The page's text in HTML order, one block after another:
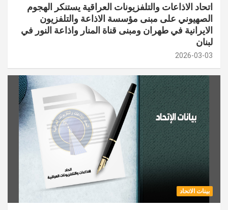
اتحاد الاذاعات والتلفزيونات العراقية يستنكر الهجوم
الصهيوني على مبنى مؤسسة الاذاعة والتلفزيون
الايرانية في طهران ومبنى قناة المنار واذاعة النور في
لبنان
2026-03-03
بينات الاتحاد